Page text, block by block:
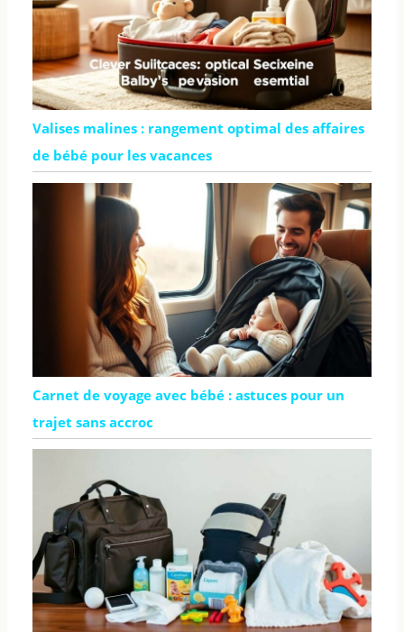
Valises malines : rangement optimal des affaires
de bébé pour les vacances
Carnet de voyage avec bébé : astuces pour un
trajet sans accroc